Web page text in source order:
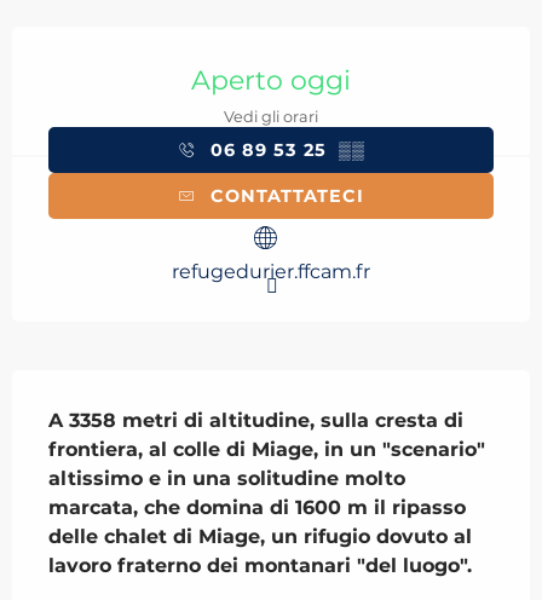
Aperto oggi
Vedi gli orari
06 89 53 25 ▒▒
CONTATTATECI
refugedurier.ffcam.fr
A 3358 metri di altitudine, sulla cresta di
frontiera, al colle di Miage, in un "scenario"
altissimo e in una solitudine molto
marcata, che domina di 1600 m il ripasso
delle chalet di Miage, un rifugio dovuto al
lavoro fraterno dei montanari "del luogo".